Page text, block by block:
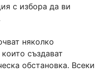
с избора да ви
няколко
създават
обстановка. Всеки